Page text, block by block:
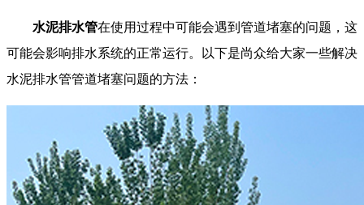
水泥排水管在使用过程中可能会遇到管道堵塞的问题，这
可能会影响排水系统的正常运行。以下是尚众给大家一些解决
水泥排水管管道堵塞问题的方法：